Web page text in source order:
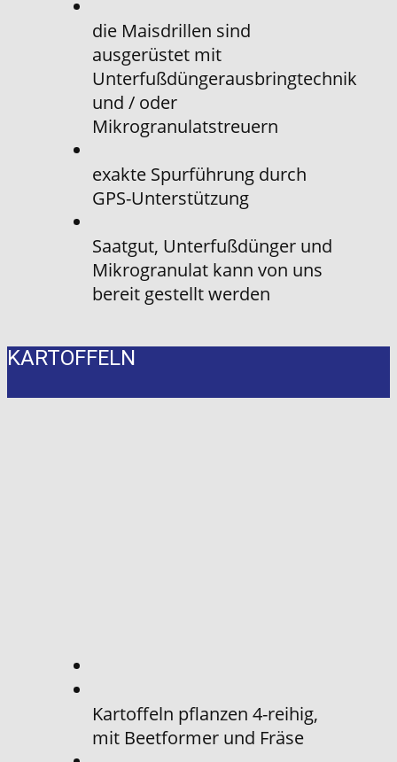
die Maisdrillen sind
ausgerüstet mit
Unterfußdüngerausbringtechnik
und / oder
Mikrogranulatstreuern
exakte Spurführung durch
GPS-Unterstützung
Saatgut, Unterfußdünger und
Mikrogranulat kann von uns
bereit gestellt werden
KARTOFFELN
Kartoffeln pflanzen 4-reihig,
mit Beetformer und Fräse